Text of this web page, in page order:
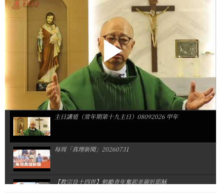
主日講道（常年期第十九主日）08092026 甲年
每周「真理新聞」20260731
【教宗良十四世】勉勵青年奮起並親近耶穌